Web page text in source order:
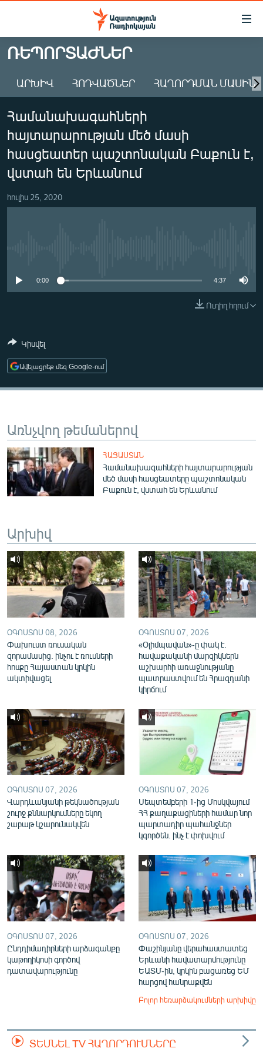
Մատչելիության
Անցնել
հիմնական
Անցնել
հիմնական
մենյուին
Որոնում
ԱԶԱՏՈՒԹՅՈՒՆ TV
ՀԱՅԱՍՏԱՆ
ԸՆՏՐՈՒԹՅՈՒՆՆԵՐ 2026
ԻՐԱՎՈՒՆՔ
ՀԱՍԱՐԱԿՈՒԹՅՈՒՆ
ՂԱՐԱԲԱՂ
ՄԻՋԱԶԳԱՅԻՆ
ՄՇԱԿՈՒՅԹ
ՄԵԿՆԱԲԱՆՈՒԹՅՈՒՆ
ՏՏ ԵՒ ԻՆՏԵՐՆԵՏ
ԲԱՆԱՎԵՃ
ՁԳՏԵԼՈՎ ԼԱՎԱԳՈՒՅՆԻՆ
ՓՈԴՔԱՍԹ
English
Русский
ՀԵՏԵՎԵՔ ՄԵԶ
«Ազատության» բոլոր կայքերը
ՌԵՊՈՐՏԱԺՆԵՐ
ԱՐԽԻՎ ՀՈԴՎԱԾՆԵՐ ՀԱՂՈՐԴՄԱՆ ՄԱՍԻՆ
Համանախագահների
հայտարարության մեծ մասի
հասցեատեր պաշտոնական Բաքուն է,
վստահ են Երևանում
հուլիս 25, 2020
0:00 4:37
Ուղիղ հղում
Կիսվել
Ավելացրեք մեզ Google-ում
Առնչվող թեմաներով
ՀԱՅԱՍՏԱՆ
Համանախագահների հայտարարության
մեծ մասի հասցեատերը պաշտոնական
Բաքուն է, վստահ են Երևանում
Արխիվ
ՕԳՈՍՏՈՍ 08, 2026
Փախուստ ռուսական
զորամասից. ինչու է ռուսների
հոսքը Հայաստան կրկին
ակտիվացել
ՕԳՈՍՏՈՍ 07, 2026
«Օլիմպավան»-ը փակ է.
հավաքականի մարզիկներն
աշխարհի առաջնությանը
պատրաստվում են Հրազդանի
կիրճում
ՕԳՈՍՏՈՍ 07, 2026
Վարդևանյանի թեկնածության
շուրջ քննարկումները եկող
շաբաթ կշարունակվեն
ՕԳՈՍՏՈՍ 07, 2026
Սեպտեմբերի 1-ից Մոսկվայում
ՀՀ քաղաքացիների համար նոր
պարտադիր պահանջներ
կգործեն. ինչ է փոխվում
ՕԳՈՍՏՈՍ 07, 2026
Ընդդիմադիրների արձագանքը
կաթողիկոսի գործով
դատավարությունը
ՕԳՈՍՏՈՍ 07, 2026
Փաշինյանը վերահաստատեց
Երևանի հավատարմությունը
ԵԱՏՄ-ին, կրկին բացառեց ԵՄ
հարցով հանրաքվեն
Բոլոր հեռարձակումների արխիվը
ՏԵՍՆԵԼ TV ՀԱՂՈՐԴՈՒՄՆԵՐԸ